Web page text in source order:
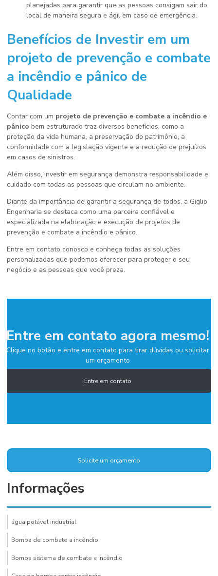
planejadas para garantir que as pessoas consigam sair do
local de maneira segura e ágil em caso de emergência.
Benefícios de Investir em um
projeto de prevenção e combate
a incêndio e pânico de
Qualidade
Contar com um projeto de prevenção e combate a incêndio e
pânico bem estruturado traz diversos benefícios, como a
proteção da vida humana, a preservação do patrimônio, a
conformidade com a legislação vigente e a redução de prejuízos
em casos de sinistros.
Além disso, investir em segurança demonstra responsabilidade e
cuidado com todas as pessoas que circulam no ambiente.
Diante da importância de garantir a segurança de todos, a Giglio
Engenharia se destaca como uma parceira confiável e
especializada na elaboração e execução de projetos de
prevenção e combate a incêndio e pânico.
Entre em contato conosco e conheça todas as soluções
personalizadas que podemos oferecer para proteger o seu
negócio e as pessoas que você preza.
Entre em contato agora mesmo!
Clique no botão e entre em contato para tirar dúvidas ou solicitar
um orçamento
Entre em contato
Solicite um orçamento
Informações
água potável industrial
Bomba de combate a incêndio
Bomba sistema de combate a incêndio